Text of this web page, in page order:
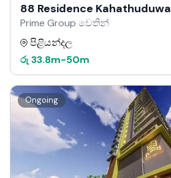
88 Residence Kahathuduwa
Prime Group වෙතින්
පිළියන්දල
රු 33.8m-50m
Ongoing